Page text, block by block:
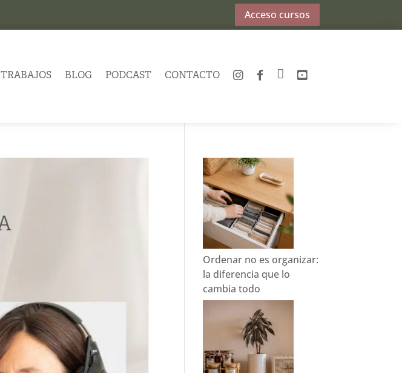
Acceso cursos
TRABAJOS BLOG PODCAST CONTACTO INSTAGRAM
FACEBOOK
TWITTERYOUTUBE
Ordenar no es organizar:
la diferencia que lo
cambia todo